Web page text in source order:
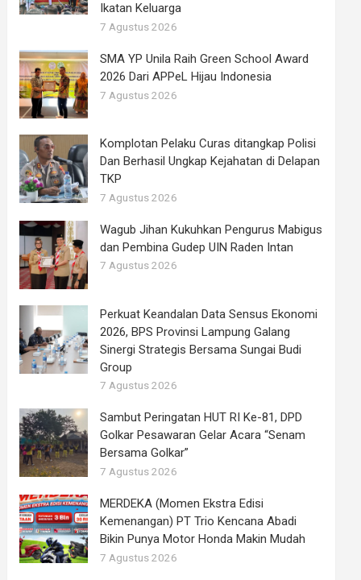
Ikatan Keluarga
7 Agustus 2026
SMA YP Unila Raih Green School Award
2026 Dari APPeL Hijau Indonesia
7 Agustus 2026
Komplotan Pelaku Curas ditangkap Polisi
Dan Berhasil Ungkap Kejahatan di Delapan
TKP
7 Agustus 2026
Wagub Jihan Kukuhkan Pengurus Mabigus
dan Pembina Gudep UIN Raden Intan
7 Agustus 2026
Perkuat Keandalan Data Sensus Ekonomi
2026, BPS Provinsi Lampung Galang
Sinergi Strategis Bersama Sungai Budi
Group
7 Agustus 2026
Sambut Peringatan HUT RI Ke-81, DPD
Golkar Pesawaran Gelar Acara “Senam
Bersama Golkar”
7 Agustus 2026
MERDEKA (Momen Ekstra Edisi
Kemenangan) PT Trio Kencana Abadi
Bikin Punya Motor Honda Makin Mudah
7 Agustus 2026